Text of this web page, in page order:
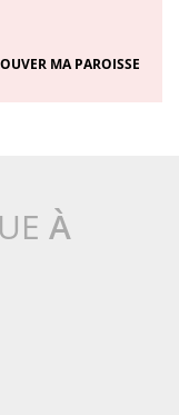
MA PAROISSE
À